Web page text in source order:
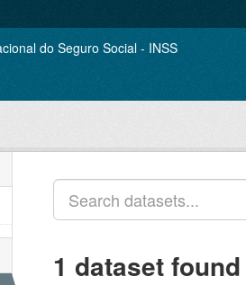
1 dataset found